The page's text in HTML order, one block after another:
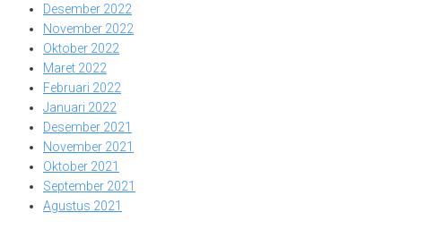
Desember 2022
November 2022
Oktober 2022
Maret 2022
Februari 2022
Januari 2022
Desember 2021
November 2021
Oktober 2021
September 2021
Agustus 2021